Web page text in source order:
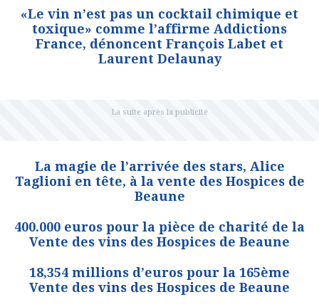
«Le vin n’est pas un cocktail chimique et
toxique» comme l’affirme Addictions
France, dénoncent François Labet et
Laurent Delaunay
La magie de l’arrivée des stars, Alice
Taglioni en tête, à la vente des Hospices de
Beaune
400.000 euros pour la pièce de charité de la
Vente des vins des Hospices de Beaune
18,354 millions d’euros pour la 165ème
Vente des vins des Hospices de Beaune